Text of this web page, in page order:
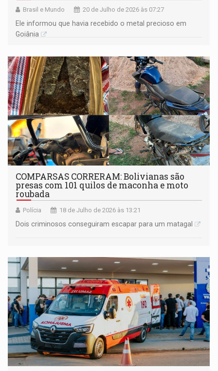
Brasil e Mundo 20 de Julho de 2026 às 07:27
Ele informou que havia recebido o metal precioso em
Goiânia
COMPARSAS CORRERAM: Bolivianas são
presas com 101 quilos de maconha e moto
roubada
Polícia 18 de Julho de 2026 às 13:21
Dois criminosos conseguiram escapar para um matagal